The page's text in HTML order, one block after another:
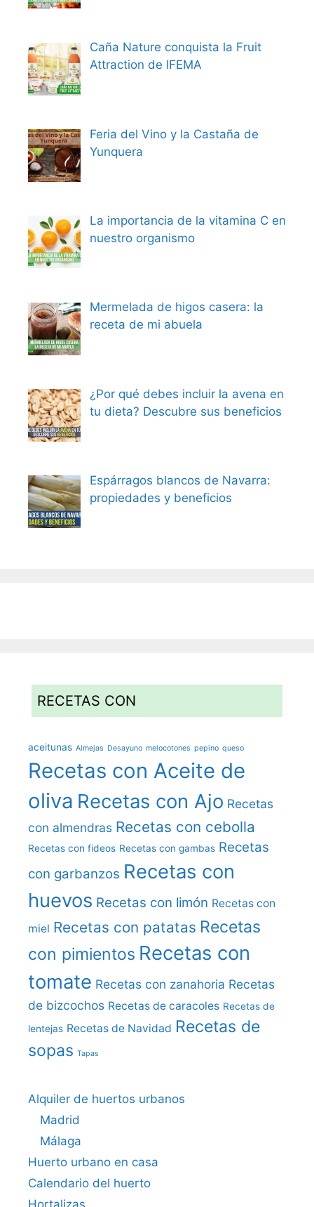
Caña Nature conquista la Fruit
Attraction de IFEMA
Feria del Vino y la Castaña de
Yunquera
La importancia de la vitamina C en
nuestro organismo
Mermelada de higos casera: la
receta de mi abuela
¿Por qué debes incluir la avena en
tu dieta? Descubre sus beneficios
Espárragos blancos de Navarra:
propiedades y beneficios
RECETAS CON
aceitunas Almejas Desayuno melocotones pepino queso
Recetas con Aceite de
oliva Recetas con Ajo Recetas
con almendras Recetas con cebolla
Recetas con fideos Recetas con gambas Recetas
con garbanzos Recetas con
huevos Recetas con limón Recetas con
miel Recetas con patatas Recetas
con pimientos Recetas con
tomate Recetas con zanahoria Recetas
de bizcochos Recetas de caracoles Recetas de
lentejas Recetas de Navidad Recetas de
sopas Tapas
Alquiler de huertos urbanos
Madrid
Málaga
Huerto urbano en casa
Calendario del huerto
Hortalizas